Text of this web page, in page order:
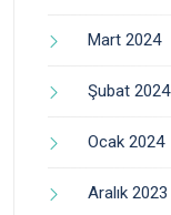
Mart 2024
Şubat 2024
Ocak 2024
Aralık 2023